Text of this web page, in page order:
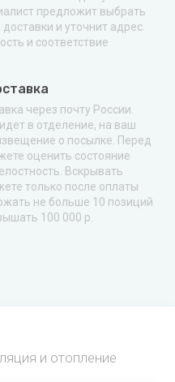
предложит выбрать
и уточнит адрес.
и соответствие
через почту России.
в отделение, на ваш
о посылке. Перед
оценить состояние
Вскрывать
только после оплаты
не больше 10 позиций
100 000 р.
и отопление